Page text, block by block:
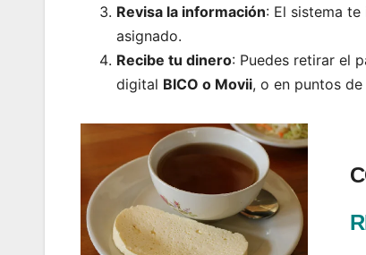
Revisa la información: El sistema
asignado.
Recibe tu dinero: Puedes retirar el
digital BICO o Movii, o en puntos